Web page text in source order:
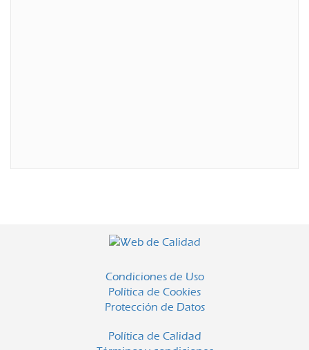
Condiciones de Uso
Política de Cookies
Protección de Datos
Política de Calidad